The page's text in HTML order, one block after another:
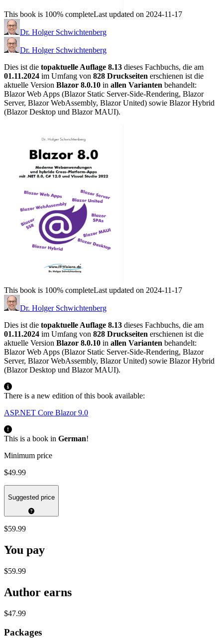
This book is 100% completeLast updated on 2024-11-17
Dr. Holger Schwichtenberg
Dr. Holger Schwichtenberg
Dies ist die topaktuelle Auflage 8.13 dieses Fachbuchs, die am
01.11.2024 im Umfang von 828 Druckseiten erschienen ist die
aktuelle Version Blazor 8.0.10 in allen Varianten behandelt:
Blazor Web Apps (Blazor Static Server-Side-Rendering, Blazor
Server, Blazor WebAssembly, Blazor United) sowie Blazor Hybrid
(Blazor Desktop und Blazor MAUI).
This book is 100% completeLast updated on 2024-11-17
Dr. Holger Schwichtenberg
Dies ist die topaktuelle Auflage 8.13 dieses Fachbuchs, die am
01.11.2024 im Umfang von 828 Druckseiten erschienen ist die
aktuelle Version Blazor 8.0.10 in allen Varianten behandelt:
Blazor Web Apps (Blazor Static Server-Side-Rendering, Blazor
Server, Blazor WebAssembly, Blazor United) sowie Blazor Hybrid
(Blazor Desktop und Blazor MAUI).
There is a new edition of this book available:
ASP.NET Core Blazor 9.0
This is a book in German!
Minimum price
$49.99
Suggested price
$59.99
You pay
$59.99
Author earns
$47.99
Packages